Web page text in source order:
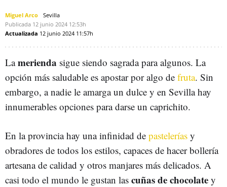
Miguel Arco
Sevilla
Publicada 12 junio 2024 12:53h
Actualizada 12 junio 2024 11:57h
Lamerienda sigue siendo sagrada para algunos. La
opción más saludable es apostar por algo de fruta. Sin
embargo, a nadie le amarga un dulce y en Sevilla hay
innumerables opciones para darse un caprichito.
En la provincia hay una infinidad de pastelerías y
obradores de todos los estilos, capaces de hacer bollería
artesana de calidad y otros manjares más delicados. A
casi todo el mundo le gustan las cuñas de chocolate y